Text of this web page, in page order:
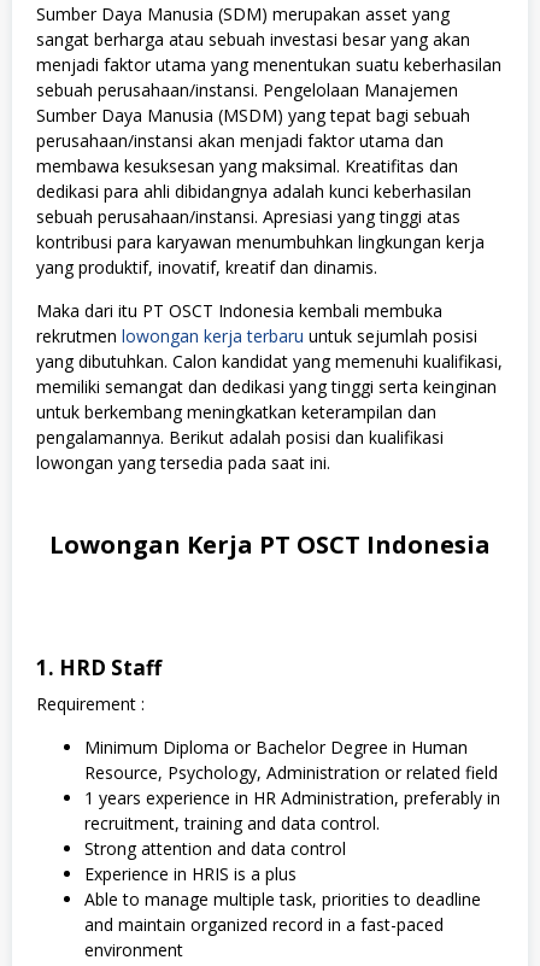
Sumber Daya Manusia (SDM) merupakan asset yang
sangat berharga atau sebuah investasi besar yang akan
menjadi faktor utama yang menentukan suatu keberhasilan
sebuah perusahaan/instansi. Pengelolaan Manajemen
Sumber Daya Manusia (MSDM) yang tepat bagi sebuah
perusahaan/instansi akan menjadi faktor utama dan
membawa kesuksesan yang maksimal. Kreatifitas dan
dedikasi para ahli dibidangnya adalah kunci keberhasilan
sebuah perusahaan/instansi. Apresiasi yang tinggi atas
kontribusi para karyawan menumbuhkan lingkungan kerja
yang produktif, inovatif, kreatif dan dinamis.
Maka dari itu PT OSCT Indonesia kembali membuka
rekrutmen lowongan kerja terbaru untuk sejumlah posisi
yang dibutuhkan. Calon kandidat yang memenuhi kualifikasi,
memiliki semangat dan dedikasi yang tinggi serta keinginan
untuk berkembang meningkatkan keterampilan dan
pengalamannya. Berikut adalah posisi dan kualifikasi
lowongan yang tersedia pada saat ini.
Lowongan Kerja PT OSCT Indonesia
1. HRD Staff
Requirement :
Minimum Diploma or Bachelor Degree in Human
Resource, Psychology, Administration or related field
1 years experience in HR Administration, preferably in
recruitment, training and data control.
Strong attention and data control
Experience in HRIS is a plus
Able to manage multiple task, priorities to deadline
and maintain organized record in a fast-paced
environment